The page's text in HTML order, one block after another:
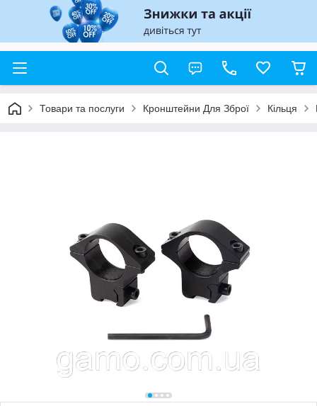
Товари та послуги Кронштейни Для Зброї Кільця